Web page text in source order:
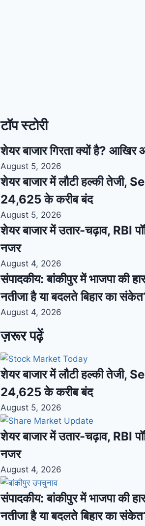
टॉप स्टोरी
शेयर बाजार गिरता क्यों है? आखिर
August 5, 2026
शेयर बाजार में लौटी हल्की
24,625 के करीब बंद
August 5, 2026
शेयर बाजार में उतार-चढ़ाव, RBI
नजर
August 4, 2026
संपादकीय: बांकीपुर में भाजपा की
नतीजा है या बदलते बिहार का
August 4, 2026
ज़रूर पढ़ें
शेयर बाजार में लौटी हल्की
24,625 के करीब बंद
August 5, 2026
शेयर बाजार में उतार-चढ़ाव, RBI
नजर
August 4, 2026
संपादकीय: बांकीपुर में भाजपा की
नतीजा है या बदलते बिहार का